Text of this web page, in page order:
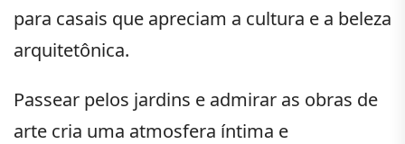
para casais que apreciam a cultura e a beleza
arquitetônica.
Passear pelos jardins e admirar as obras de
arte cria uma atmosfera íntima e